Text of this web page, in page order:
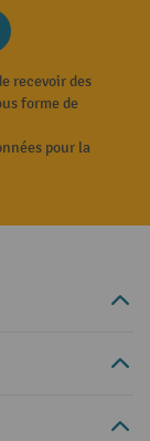
recevoir des
forme de
pour la